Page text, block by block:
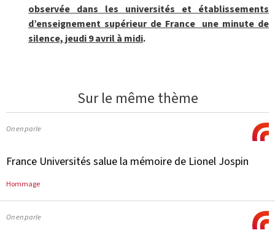
observée dans les universités et établissements
d’enseignement supérieur de France une minute de
silence, jeudi 9 avril à midi.
Sur le même thème
On en parle
France Universités salue la mémoire de Lionel Jospin
Hommage
On en parle